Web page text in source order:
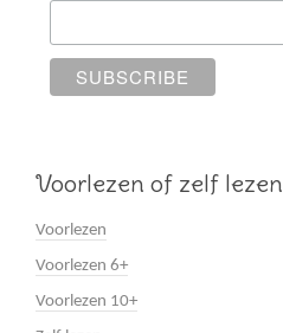
Voorlezen of zelf lezen
Voorlezen
Voorlezen 6+
Voorlezen 10+